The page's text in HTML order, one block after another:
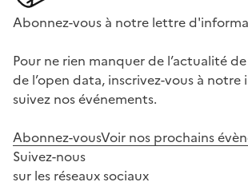
Abonnez-vous à notre lettre
Pour ne rien manquer de l’actualité
de l’open data, inscrivez-vous à
suivez nos événements.
Abonnez-vousVoir nos prochains
Suivez-nous
sur les réseaux sociaux